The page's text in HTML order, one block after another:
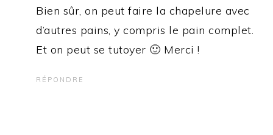
Bien sûr, on peut faire la chapelure avec
d’autres pains, y compris le pain complet.
Et on peut se tutoyer 🙂 Merci !
RÉPONDRE